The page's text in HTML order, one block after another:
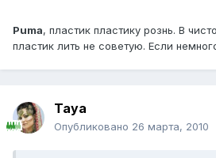
Puma, пластик пластику рознь. В
пластик лить не советую. Если
Taya
Опубликовано 26 марта, 2010